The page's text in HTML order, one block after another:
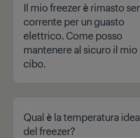
Il mio freezer è rimasto
corrente per un guasto
elettrico. Come posso
mantenere al sicuro il mio
cibo.
Qual è la temperatura
del freezer?